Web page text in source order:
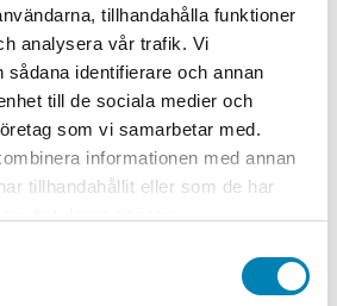
tillhandahålla funktioner
analysera vår trafik. Vi
sådana identifierare och annan
till de sociala medier och
som vi samarbetar med.
informationen med annan
tillhandahållit eller som de har
A3 (297x420mm), A4 (210x297mm),
Plast, Plåt